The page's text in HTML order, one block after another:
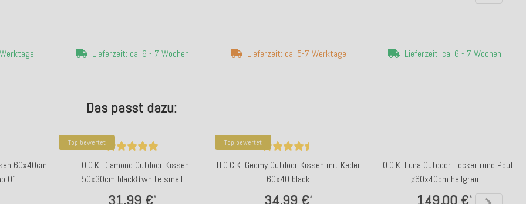
Lieferzeit: ca. 6 - 7 Wochen Lieferzeit: ca. 5-7 Werktage Lieferzeit: ca. 6 - 7 Wochen
Das passt dazu:
60x40cm
01
Top bewertet
H.O.C.K. Diamond Outdoor Kissen
50x30cm black&white small
31,99 €*
Top bewertet
H.O.C.K. Geomy Outdoor Kissen mit Keder
60x40 black
34,99 €*
H.O.C.K. Luna Outdoor Hocker rund Pouf
ø60x40cm hellgrau
149,00 €*